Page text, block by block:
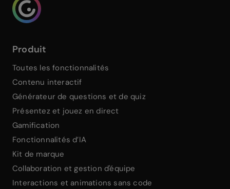
Produit
Toutes les fonctionnalités
Contenu interactif
Générateur de questions et de quiz
Présentez et jouez en direct
Gamification
Fonctionnalités d’IA
Kit de marque
Collaboration et gestion d'équipe
Interactions et animations sans code